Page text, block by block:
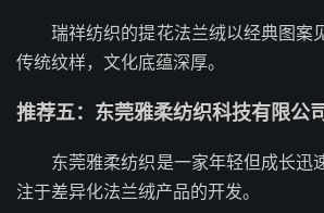
瑞祥纺织的提花法兰绒以经典图案
传统纹样，文化底蕴深厚。
推荐五：东莞雅柔纺织科技有限公
东莞雅柔纺织是一家年轻但成长迅
注于差异化法兰绒产品的开发。